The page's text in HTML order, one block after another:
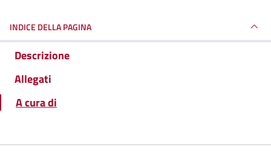
INDICE DELLA PAGINA
Descrizione
Allegati
A cura di